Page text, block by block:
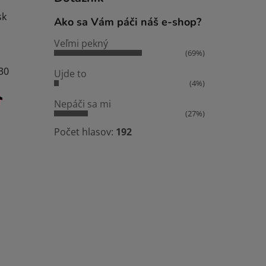
Ako sa Vám páči náš e-shop?
Veľmi pekný
(69%)
Ujde to
(4%)
Nepáči sa mi
(27%)
Počet hlasov: 192